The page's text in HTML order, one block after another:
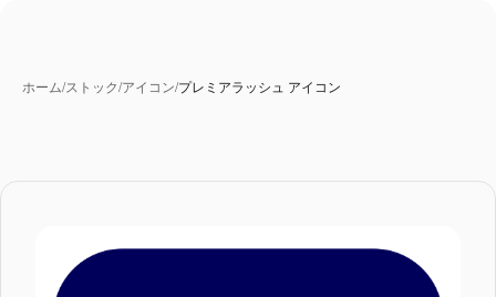
ホーム/ストック/アイコン/プレミアラッシュ アイコン